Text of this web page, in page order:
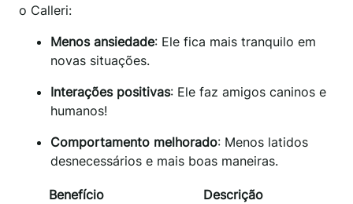
o Calleri:
Menos ansiedade: Ele fica mais tranquilo em
novas situações.
Interações positivas: Ele faz amigos caninos e
humanos!
Comportamento melhorado: Menos latidos
desnecessários e mais boas maneiras.
Benefício
Descrição